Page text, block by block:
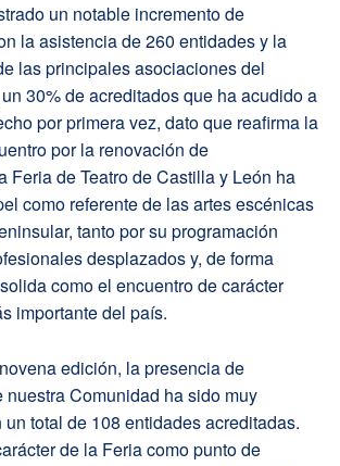
un notable incremento de
la asistencia de 260 entidades y la
las principales asociaciones del
30% de acreditados que ha acudido a
por primera vez, dato que reafirma la
por la renovación de
Feria de Teatro de Castilla y León ha
como referente de las artes escénicas
tanto por su programación
desplazados y, de forma
como el encuentro de carácter
importante del país.
edición, la presencia de
nuestra Comunidad ha sido muy
total de 108 entidades acreditadas.
de la Feria como punto de